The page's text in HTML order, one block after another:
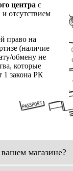
центра с
отсутствием
право на
(наличие
обмену не
которые
1 закона РК
магазине?